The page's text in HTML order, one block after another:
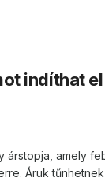
indíthat el
árstopja, amely
Áruk tűnhetnek